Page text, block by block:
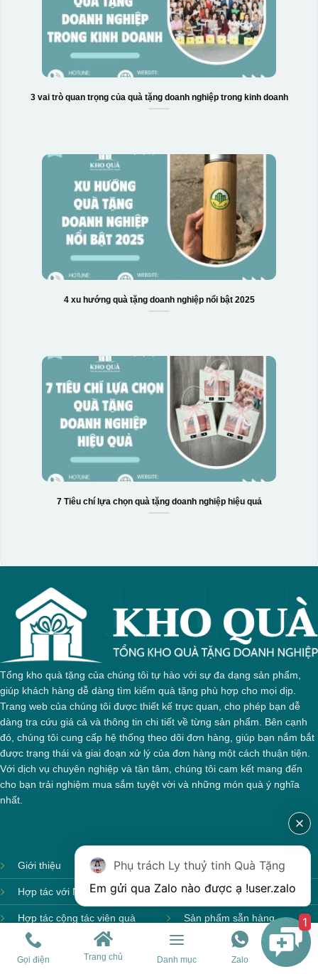
3 vai trò quan trọng của quà tặng doanh nghiệp trong kinh doanh
4 xu hướng quà tặng doanh nghiệp nổi bật 2025
7 Tiêu chí lựa chọn quà tặng doanh nghiệp hiệu quả
Tổng kho quà tặng của chúng tôi tự hào với sự đa dạng sản phẩm,
giúp khách hàng dễ dàng tìm kiếm quà tặng phù hợp cho mọi dịp.
Trang web của chúng tôi được thiết kế trực quan, cho phép bạn dễ
dàng tra cứu giá cả và thông tin chi tiết về từng sản phẩm. Bên cạnh
đó, chúng tôi cung cấp hệ thống theo dõi đơn hàng, giúp bạn nắm bắt
được trạng thái và giai đoạn xử lý của đơn hàng một cách thuận tiện.
Với dịch vụ chuyên nghiệp và tận tâm, chúng tôi cam kết mang đến
cho bạn trải nghiệm mua sắm tuyệt vời và những món quà ý nghĩa
nhất.
Giới thiệu
Hợp tác với Nhà cung cấp
Hợp tác cộng tác viên quà
tặng
Hướng dẫn sử dụng
Ảnh sản xuất
Sản phẩm theo mùa
Sản phẩm sẵn hàng
Sản phẩm mới
Sản phẩm môi trường
Gọi điện Trang chủ Danh mục Zalo
Phụ trách Ly thuỷ tinh Quà Tặng
Em gửi qua Zalo nào được ạ !user.zalo
1